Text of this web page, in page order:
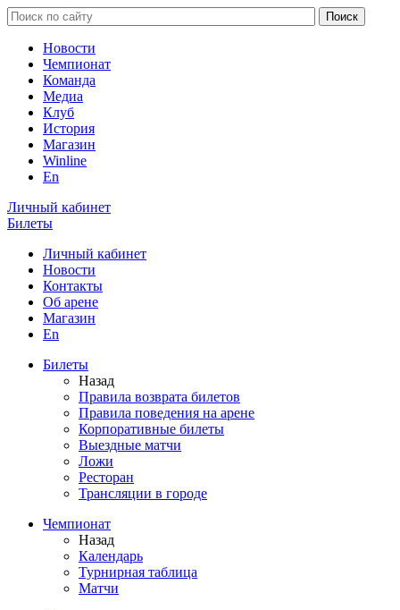
Новости
Чемпионат
Команда
Медиа
Клуб
История
Магазин
Winline
En
Личный кабинет
Билеты
Личный кабинет
Новости
Контакты
Об арене
Магазин
En
Билеты
Назад
Правила возврата билетов
Правила поведения на арене
Корпоративные билеты
Выездные матчи
Ложи
Ресторан
Трансляции в городе
Чемпионат
Назад
Календарь
Турнирная таблица
Матчи